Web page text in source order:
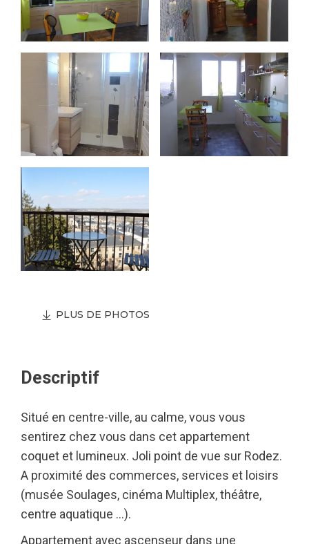
PLUS DE PHOTOS
Descriptif
Situé en centre-ville, au calme, vous vous
sentirez chez vous dans cet appartement
coquet et lumineux. Joli point de vue sur Rodez.
A proximité des commerces, services et loisirs
(musée Soulages, cinéma Multiplex, théâtre,
centre aquatique …).
Appartement avec ascenseur dans une